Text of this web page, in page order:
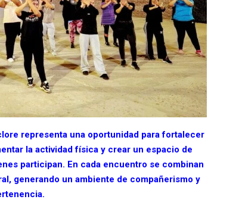
representa una oportunidad para fortalecer
la actividad física y crear un espacio de
participan. En cada encuentro se combinan
generando un ambiente de compañerismo y